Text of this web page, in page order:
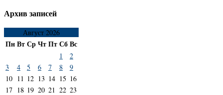
Архив записей
Август 2026
ПнВтСрЧтПтСбВс
1
2
3
4 5 6 7 8
9
10 11 12 13 14 15 16
17 18 19 20 21 22 23